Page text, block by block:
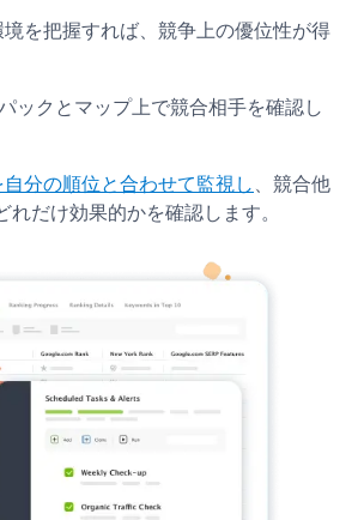
を把握すれば、競争上の優位性が得
ックとマップ上で競合相手を確認し
分の順位と合わせて監視し
、競合他
れだけ効果的かを確認します。